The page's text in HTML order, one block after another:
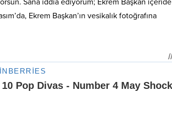
Ekrem Başkan’ın vesikalık fotoğrafına